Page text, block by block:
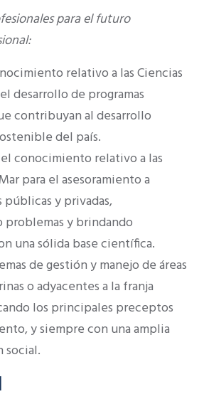
para el futuro
relativo a las Ciencias
desarrollo de programas
contribuyan al desarrollo
del país.
conocimiento relativo a las
para el asesoramiento a
y privadas,
y brindando
una sólida base científica.
de gestión y manejo de áreas
o adyacentes a la franja
los principales preceptos
y siempre con una amplia